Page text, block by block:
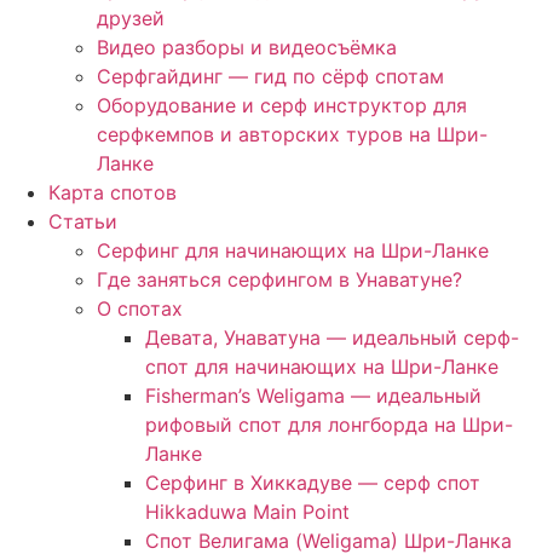
друзей
Видео разборы и видеосъёмка
Серфгайдинг — гид по сёрф спотам
Оборудование и серф инструктор для
серфкемпов и авторских туров на Шри-
Ланке
Карта спотов
Статьи
Серфинг для начинающих на Шри-Ланке
Где заняться серфингом в Унаватуне?
О спотах
Девата, Унаватуна — идеальный серф-
спот для начинающих на Шри-Ланке
Fisherman’s Weligama — идеальный
рифовый спот для лонгборда на Шри-
Ланке
Серфинг в Хиккадуве — серф спот
Hikkaduwa Main Point
Спот Велигама (Weligama) Шри-Ланка